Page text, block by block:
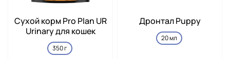
Сухой корм Pro Plan UR
Urinary для кошек
350 г
Дронтал Puppy
20 мл